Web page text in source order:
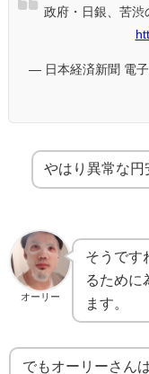
政府・日銀、苦
— 日本経済新聞 電
やはり異常な円
オーリー
そうです
るために
ます。
でもオーリーさん